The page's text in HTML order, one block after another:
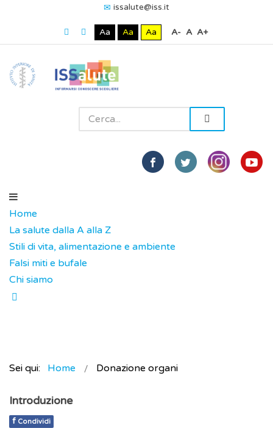
issalute@iss.it
Aa Aa Aa A- A A+
Home
La salute dalla A alla Z
Stili di vita, alimentazione e ambiente
Falsi miti e bufale
Chi siamo
Sei qui: Home Donazione organi
Introduzione
f Condividi